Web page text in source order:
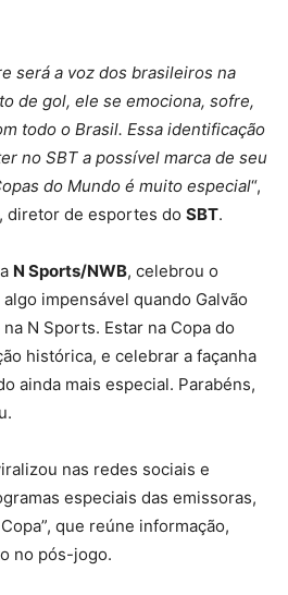
será a voz dos brasileiros na
de gol, ele se emociona, sofre,
todo o Brasil. Essa identificação
no SBT a possível marca de seu
do Mundo é muito especial“,
, diretor de esportes do SBT.
N Sports/NWB, celebrou o
impensável quando Galvão
N Sports. Estar na Copa do
histórica, e celebrar a façanha
ainda mais especial. Parabéns,
nas redes sociais e
especiais das emissoras,
que reúne informação,
no pós-jogo.